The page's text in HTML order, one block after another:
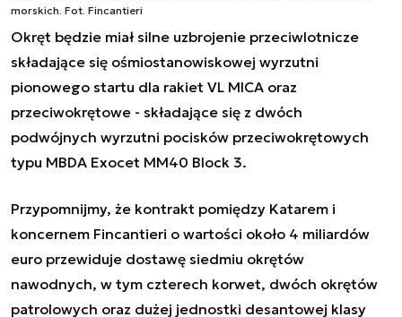
morskich. Fot. Fincantieri
Okręt będzie miał silne uzbrojenie przeciwlotnicze
składające się ośmiostanowiskowej wyrzutni
pionowego startu dla rakiet VL MICA oraz
przeciwokrętowe - składające się z dwóch
podwójnych wyrzutni pocisków przeciwokrętowych
typu MBDA Exocet MM40 Block 3.
Przypomnijmy, że kontrakt pomiędzy Katarem i
koncernem Fincantieri o wartości około 4 miliardów
euro przewiduje dostawę siedmiu okrętów
nawodnych, w tym czterech korwet, dwóch okrętów
patrolowych oraz dużej jednostki desantowej klasy